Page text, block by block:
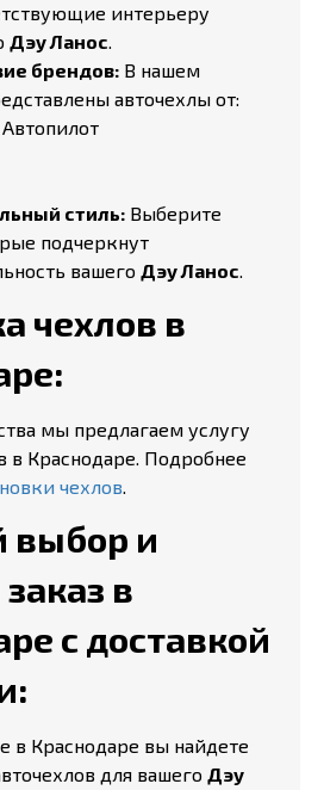
интерьеру
Дэу Ланос.
брендов: В нашем
авточехлы от:
стиль: Выберите
подчеркнут
вашего Дэу Ланос.
чехлов в
мы предлагаем услугу
в Краснодаре. Подробнее
чехлов.
выбор и
в
с доставкой
в Краснодаре вы найдете
для вашего Дэу